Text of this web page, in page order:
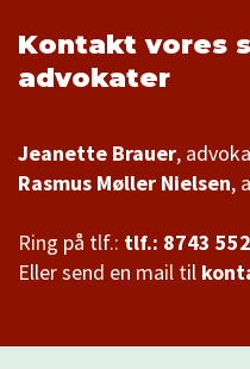
Kontakt vores
advokater
Jeanette Brauer
Rasmus Møller Nielsen,
Ring på tlf.: tlf.: 8743
Eller send en mail til